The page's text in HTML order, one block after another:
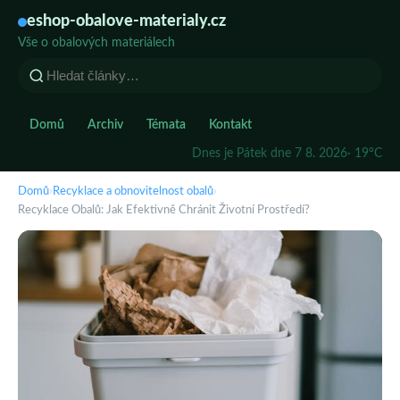
eshop-obalove-materialy.cz
Vše o obalových materiálech
Domů Archiv Témata Kontakt
Dnes je Pátek dne 7 8. 2026· 19°C
Domů› Recyklace a obnovitelnost obalů›
Recyklace Obalů: Jak Efektivně Chránit Životní Prostředí?